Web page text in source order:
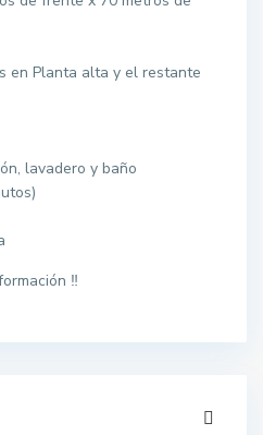
en Planta alta y el restante
lavadero y baño
‼️